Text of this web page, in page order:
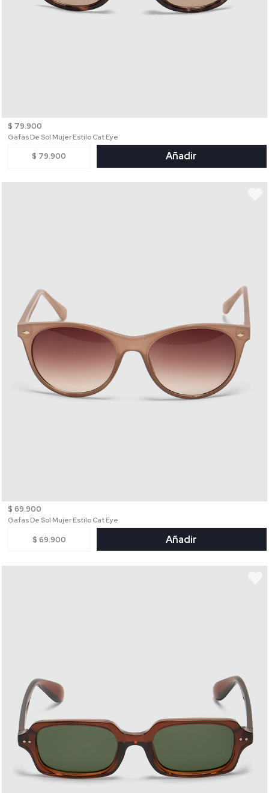
$ 79.900
Gafas De Sol Mujer Estilo Cat Eye
$ 79.900 Añadir
$ 69.900
Gafas De Sol Mujer Estilo Cat Eye
$ 69.900 Añadir